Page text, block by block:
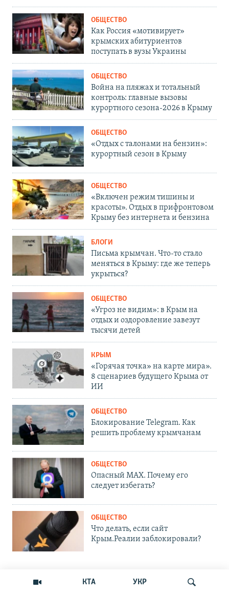
КТА УКР
ОБЩЕСТВО
Как Россия «мотивирует»
крымских абитуриентов
поступать в вузы Украины
ОБЩЕСТВО
Война на пляжах и тотальный
контроль: главные вызовы
курортного сезона-2026 в Крыму
ОБЩЕСТВО
«Отдых с талонами на бензин»:
курортный сезон в Крыму
ОБЩЕСТВО
«Включен режим тишины и
красоты». Отдых в прифронтовом
Крыму без интернета и бензина
БЛОГИ
Письма крымчан. Что-то стало
меняться в Крыму: где же теперь
укрыться?
ОБЩЕСТВО
«Угроз не видим»: в Крым на
отдых и оздоровление завезут
тысячи детей
КРЫМ
«Горячая точка» на карте мира».
8 сценариев будущего Крыма от
ИИ
ОБЩЕСТВО
Блокирование Telegram. Как
решить проблему крымчанам
ОБЩЕСТВО
Опасный MAX. Почему его
следует избегать?
ОБЩЕСТВО
Что делать, если сайт
Крым.Реалии заблокировали?
ПРИСОЕДИНЯЙТЕСЬ!